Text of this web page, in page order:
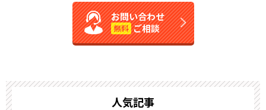
お問い合わせ
無料 ご相談
人気記事